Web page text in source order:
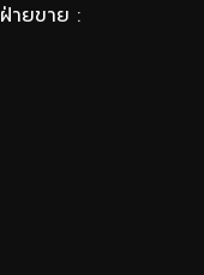
ฝ่ายขาย :